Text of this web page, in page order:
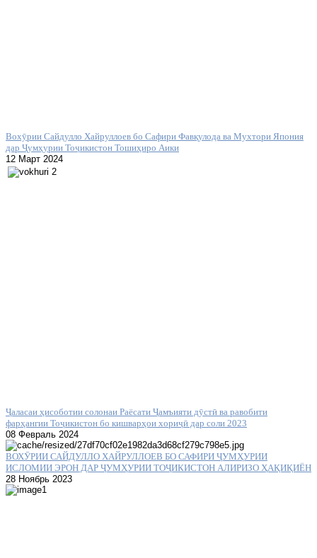
Вохӯрии Сайдулло Хайруллоев бо Сафири Фавқулода ва Мухтори Япония
дар Ҷумҳурии Тоҷикистон Тошиҳиро Аики
12 Март 2024
Ҷаласаи ҳисоботии солонаи Раёсати Ҷамъияти дӯстӣ ва равобити
фарҳангии Тоҷикистон бо кишварҳои хориҷӣ дар соли 2023
08 Февраль 2024
ВОХӮРИИ САЙДУЛЛО ХАЙРУЛЛОЕВ БО САФИРИ ҶУМҲУРИИ
ИСЛОМИИ ЭРОН ДАР ҶУМҲУРИИ ТОҶИКИСТОН АЛИРИЗО ҲАҚИҚИЁН
28 Ноябрь 2023